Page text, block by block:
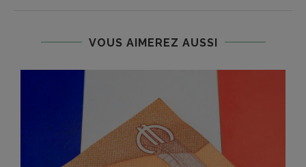
VOUS AIMEREZ AUSSI